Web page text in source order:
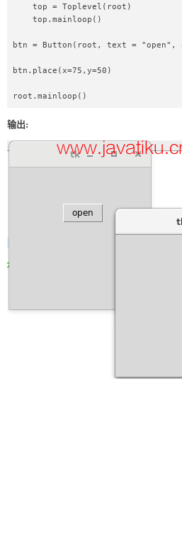
btn = Button(root, text = "open",
btn.place(x=75,y=50)
root.mainloop()
输出: